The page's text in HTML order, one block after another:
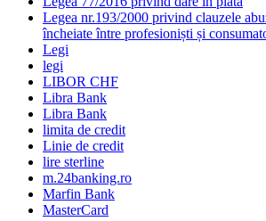
Legea nr.193/2000 privind clauzele
încheiate între profesioniști și
Legi
legi
LIBOR CHF
Libra Bank
Libra Bank
limita de credit
Linie de credit
lire sterline
m.24banking.ro
Marfin Bank
MasterCard